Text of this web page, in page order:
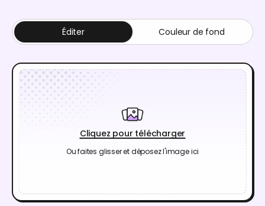
Cliquez pour télécharger
Ou faites glisser et déposez l'image ici
Éditer Couleur de fond